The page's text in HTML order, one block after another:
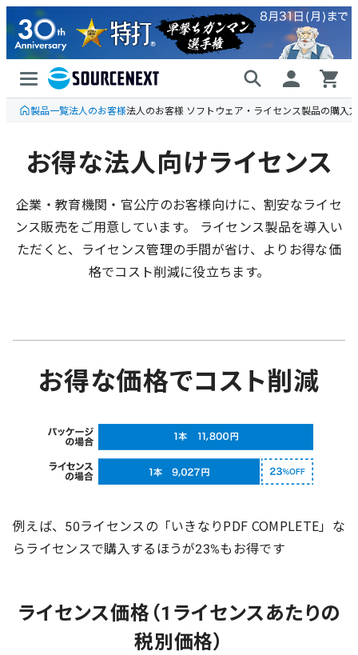
製品一覧法人のお客様法人のお客様 ソフトウェア・ライセンス製品の購入
お得な法人向けライセンス
企業・教育機関・官公庁のお客様向けに、割安なライセ
ンス販売をご用意しています。 ライセンス製品を導入い
ただくと、ライセンス管理の手間が省け、よりお得な価
格でコスト削減に役立ちます。
お得な価格でコスト削減
例えば、50ライセンスの「いきなりPDF COMPLETE」な
らライセンスで購入するほうが23%もお得です
ライセンス価格（1ライセンスあたりの
税別価格）